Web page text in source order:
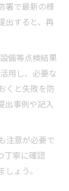
署で最新の様
出すると、再
備等点検結果
用し、必要な
くと失敗を防
出事例や記入
注意が必要で
丁寧に確認
ょう。